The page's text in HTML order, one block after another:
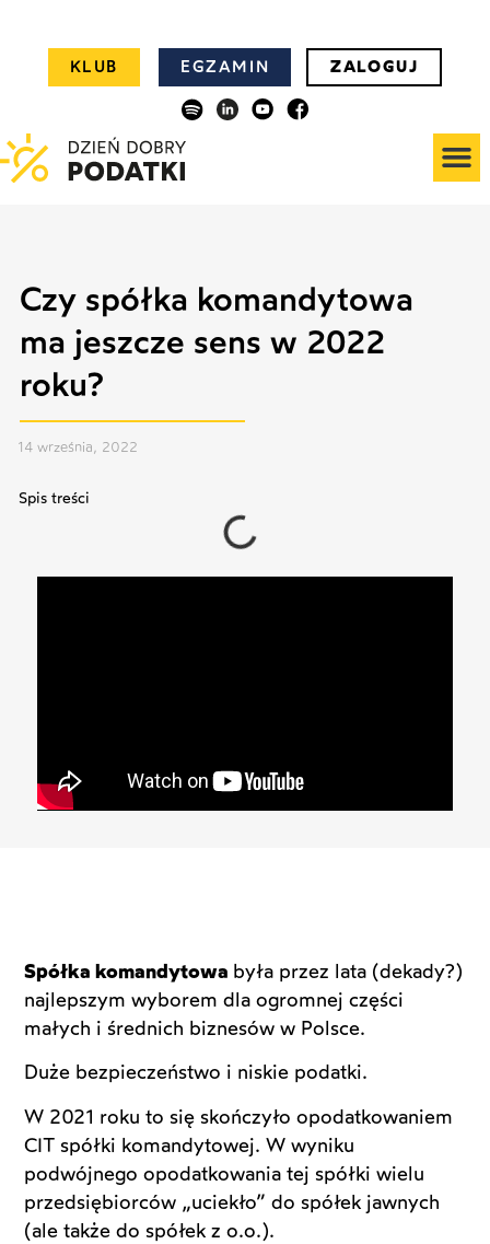
KLUB EGZAMIN ZALOGUJ
Czy spółka komandytowa
ma jeszcze sens w 2022
roku?
14 września, 2022
Spis treści
Spółka komandytowa była przez lata (dekady?)
najlepszym wyborem dla ogromnej części
małych i średnich biznesów w Polsce.
Duże bezpieczeństwo i niskie podatki.
W 2021 roku to się skończyło opodatkowaniem
CIT spółki komandytowej. W wyniku
podwójnego opodatkowania tej spółki wielu
przedsiębiorców „uciekło” do spółek jawnych
(ale także do spółek z o.o.).